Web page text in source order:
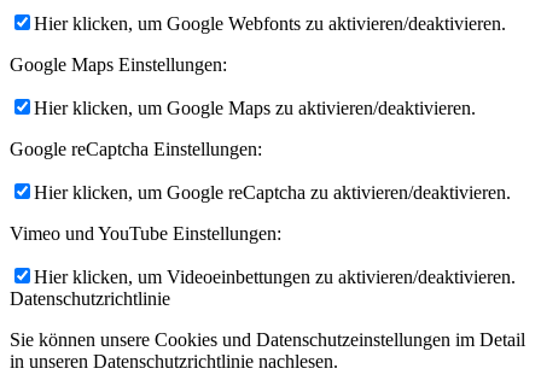
Hier klicken, um Google Webfonts zu aktivieren/deaktivieren.
Google Maps Einstellungen:
Hier klicken, um Google Maps zu aktivieren/deaktivieren.
Google reCaptcha Einstellungen:
Hier klicken, um Google reCaptcha zu aktivieren/deaktivieren.
Vimeo und YouTube Einstellungen:
Hier klicken, um Videoeinbettungen zu aktivieren/deaktivieren.
Datenschutzrichtlinie
Sie können unsere Cookies und Datenschutzeinstellungen im Detail
in unseren Datenschutzrichtlinie nachlesen.